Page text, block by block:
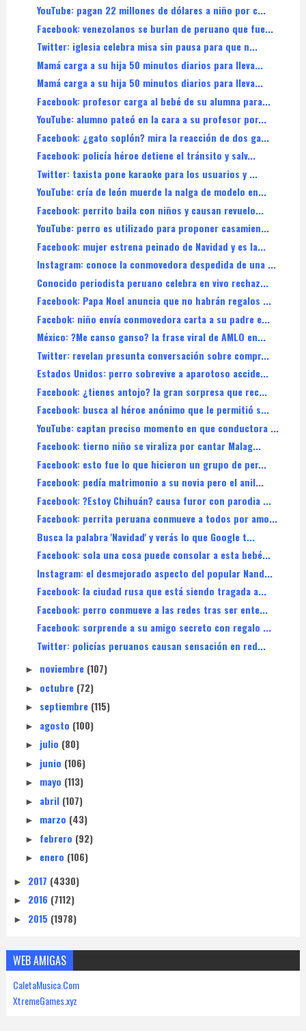
YouTube: pagan 22 millones de dólares a niño por c...
Facebook: venezolanos se burlan de peruano que fue...
Twitter: iglesia celebra misa sin pausa para que n...
Mamá carga a su hija 50 minutos diarios para lleva...
Mamá carga a su hija 50 minutos diarios para lleva...
Facebook: profesor carga al bebé de su alumna para...
YouTube: alumno pateó en la cara a su profesor por...
Facebook: ¿gato soplón? mira la reacción de dos ga...
Facebook: policía héroe detiene el tránsito y salv...
Twitter: taxista pone karaoke para los usuarios y ...
YouTube: cría de león muerde la nalga de modelo en...
Facebook: perrito baila con niños y causan revuelo...
YouTube: perro es utilizado para proponer casamien...
Facebook: mujer estrena peinado de Navidad y es la...
Instagram: conoce la conmovedora despedida de una ...
Conocido periodista peruano celebra en vivo rechaz...
Facebook: Papa Noel anuncia que no habrán regalos ...
Facebok: niño envía conmovedora carta a su padre e...
México: ?Me canso ganso? la frase viral de AMLO en...
Twitter: revelan presunta conversación sobre compr...
Estados Unidos: perro sobrevive a aparotoso accide...
Facebook: ¿tienes antojo? la gran sorpresa que rec...
Facebook: busca al héroe anónimo que le permitió s...
YouTube: captan preciso momento en que conductora ...
Facebook: tierno niño se viraliza por cantar Malag...
Facebook: esto fue lo que hicieron un grupo de per...
Facebook: pedía matrimonio a su novia pero el anil...
Facebook: ?Estoy Chihuán? causa furor con parodia ...
Facebook: perrita peruana conmueve a todos por amo...
Busca la palabra 'Navidad' y verás lo que Google t...
Facebook: sola una cosa puede consolar a esta bebé...
Instagram: el desmejorado aspecto del popular Nand...
Facebook: la ciudad rusa que está siendo tragada a...
Facebook: perro conmueve a las redes tras ser ente...
Facebook: sorprende a su amigo secreto con regalo ...
Twitter: policías peruanos causan sensación en red...
► noviembre (107)
► octubre (72)
► septiembre (115)
► agosto (100)
► julio (80)
► junio (106)
► mayo (113)
► abril (107)
► marzo (43)
► febrero (92)
► enero (106)
► 2017 (4330)
► 2016 (7112)
► 2015 (1978)
WEB AMIGAS
CaletaMusica.Com
XtremeGames.xyz